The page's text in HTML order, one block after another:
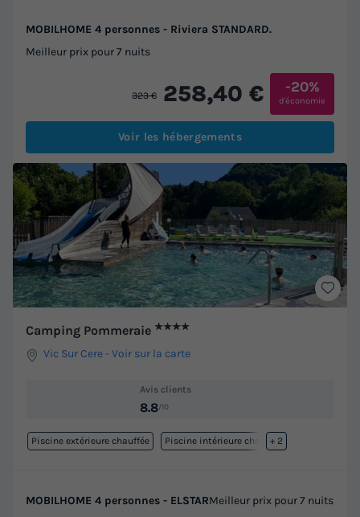
MOBILHOME 4 personnes - Riviera STANDARD.
Meilleur prix pour 7 nuits
323 € 258,40 € -20%
d'économie
Voir les hébergements
Camping Pommeraie ★★★★
Vic Sur Cere -Voir sur la carte
Avis clients
8.8/10
Piscine extérieure chauffée Piscine intérieure chauffée
+ 2
MOBILHOME 4 personnes - ELSTARMeilleur prix pour 7 nuits